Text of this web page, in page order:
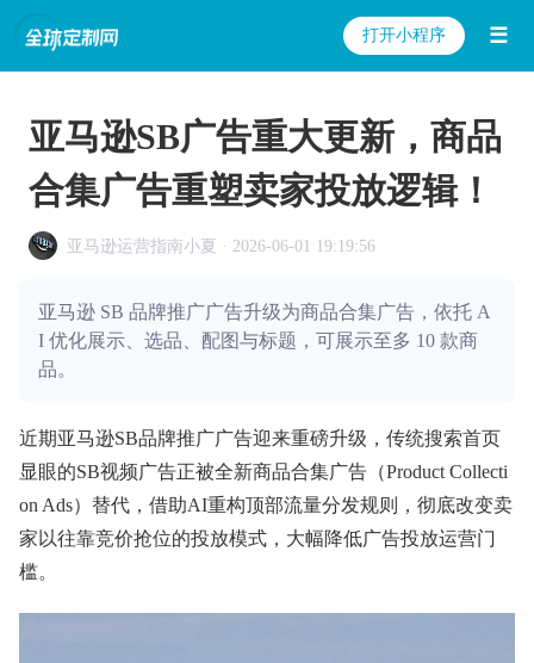
打开小程序 ☰
亚马逊SB广告重大更新，商品
合集广告重塑卖家投放逻辑！
亚马逊运营指南小夏 · 2026-06-01 19:19:56
亚马逊 SB 品牌推广广告升级为商品合集广告，依托 A
I 优化展示、选品、配图与标题，可展示至多 10 款商
品。
近期亚马逊SB品牌推广广告迎来重磅升级，传统搜索首页
显眼的SB视频广告正被全新商品合集广告（Product Collecti
on Ads）替代，借助AI重构顶部流量分发规则，彻底改变卖
家以往靠竞价抢位的投放模式，大幅降低广告投放运营门
槛。